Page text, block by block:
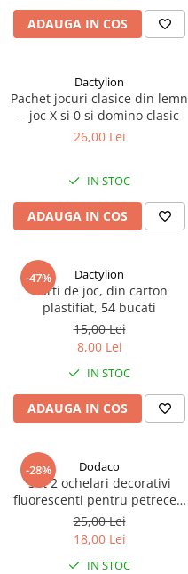
ADAUGA IN COS
Dactylion
Pachet jocuri clasice din lemn
– joc X si 0 si domino clasic
26,00 Lei
IN STOC
ADAUGA IN COS
-47% Dactylion
Carti de joc, din carton
plastifiat, 54 bucati
15,00 Lei
8,00 Lei
IN STOC
ADAUGA IN COS
-28% Dodaco
Set 2 ochelari decorativi
fluorescenti pentru petreceri
si festivaluri, design rotund,
accesorii luminoase din
plastic, galben
25,00 Lei
18,00 Lei
IN STOC